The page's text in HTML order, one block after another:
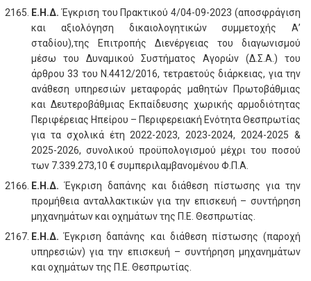
Ε.Η.Δ.Έγκριση του Πρακτικού 4/04-09-2023 (αποσφράγιση
και αξιολόγηση δικαιολογητικών συμμετοχής Α’
σταδίου),της Επιτροπής Διενέργειας του διαγωνισμού
μέσω του Δυναμικού Συστήματος Αγορών (Δ.Σ.Α.) του
άρθρου 33 του Ν.4412/2016, τετραετούς διάρκειας, για την
ανάθεση υπηρεσιών μεταφοράς μαθητών Πρωτοβάθμιας
και Δευτεροβάθμιας Εκπαίδευσης χωρικής αρμοδιότητας
Περιφέρειας Ηπείρου – Περιφερειακή Ενότητα Θεσπρωτίας
για τα σχολικά έτη 2022-2023, 2023-2024, 2024-2025 &
2025-2026, συνολικού προϋπολογισμού μέχρι του ποσού
των 7.339.273,10 € συμπεριλαμβανομένου Φ.Π.Α.
Ε.Η.Δ.Έγκριση δαπάνης και διάθεση πίστωσης για την
προμήθεια ανταλλακτικών για την επισκευή – συντήρηση
μηχανημάτων και οχημάτων της Π.Ε. Θεσπρωτίας.
Ε.Η.Δ.Έγκριση δαπάνης και διάθεση πίστωσης (παροχή
υπηρεσιών) για την επισκευή – συντήρηση μηχανημάτων
και οχημάτων της Π.Ε. Θεσπρωτίας.